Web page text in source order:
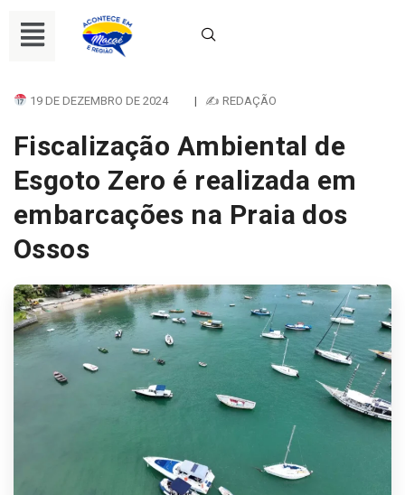
19 DE DEZEMBRO DE 2024 | ✍ REDAÇÃO
Fiscalização Ambiental de
Esgoto Zero é realizada em
embarcações na Praia dos
Ossos